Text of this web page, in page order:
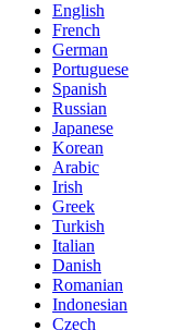
English
French
German
Portuguese
Spanish
Russian
Japanese
Korean
Arabic
Irish
Greek
Turkish
Italian
Danish
Romanian
Indonesian
Czech